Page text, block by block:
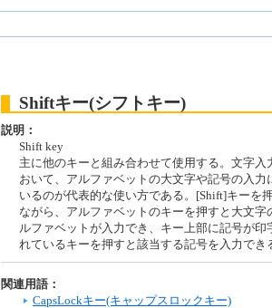
Shiftキー(シフトキー)
説明：
Shift key
主に他のキーと組み合わせて使用する。文字入
おいて、アルファベットの大文字や記号の入力
いるのが代表的な使い方である。[Shift]キーを
ながら、アルファベットのキーを押すと大文字
ルファベットが入力でき、キー上部に記号が印
れているキーを押すと該当する記号を入力でき
関連用語：
CapsLockキー(キャップスロックキー)